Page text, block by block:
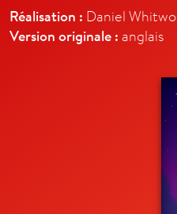
Réalisation : Daniel
Version originale : anglais